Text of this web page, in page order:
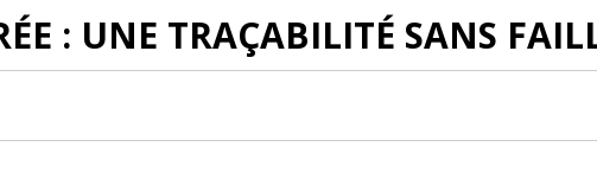
: UNE TRAÇABILITÉ SANS